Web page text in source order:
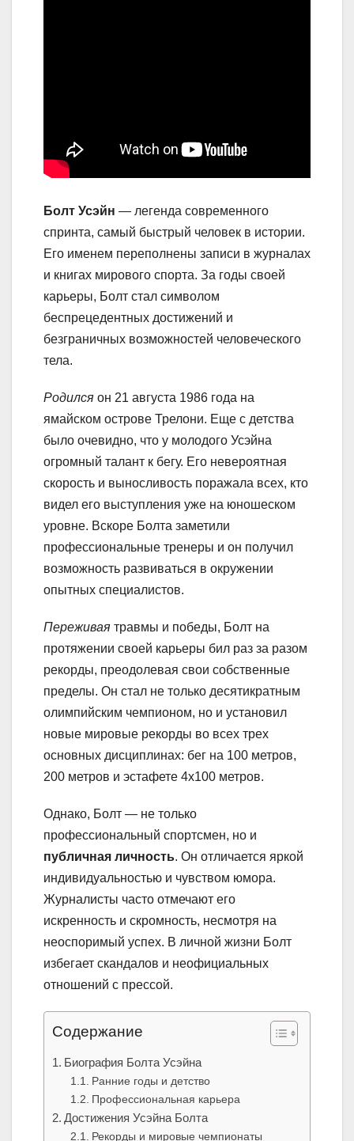
Болт Усэйн — легенда современного
спринта, самый быстрый человек в истории.
Его именем переполнены записи в журналах
и книгах мирового спорта. За годы своей
карьеры, Болт стал символом
беспрецедентных достижений и
безграничных возможностей человеческого
тела.
Родился он 21 августа 1986 года на
ямайском острове Трелони. Еще с детства
было очевидно, что у молодого Усэйна
огромный талант к бегу. Его невероятная
скорость и выносливость поражала всех, кто
видел его выступления уже на юношеском
уровне. Вскоре Болта заметили
профессиональные тренеры и он получил
возможность развиваться в окружении
опытных специалистов.
Переживая травмы и победы, Болт на
протяжении своей карьеры бил раз за разом
рекорды, преодолевая свои собственные
пределы. Он стал не только десятикратным
олимпийским чемпионом, но и установил
новые мировые рекорды во всех трех
основных дисциплинах: бег на 100 метров,
200 метров и эстафете 4х100 метров.
Однако, Болт — не только
профессиональный спортсмен, но и
публичная личность. Он отличается яркой
индивидуальностью и чувством юмора.
Журналисты часто отмечают его
искренность и скромность, несмотря на
неоспоримый успех. В личной жизни Болт
избегает скандалов и неофициальных
отношений с прессой.
Содержание
Биография Болта Усэйна
Ранние годы и детство
Профессиональная карьера
Достижения Усэйна Болта
Рекорды и мировые чемпионаты